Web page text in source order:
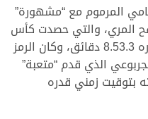
المرموم مع “مشهورة”
المري، والتي حصدت كأس
الجذاع بكار إنتاج بتوقيت زمني قدره 8.53.3 دقائق، وكان الرمز
الذي قدم “متعبة”
بتوقيت زمني قدره